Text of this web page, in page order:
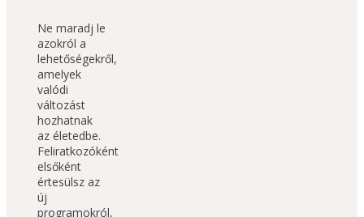
Ne maradj le
azokról a
lehetőségekről,
amelyek
valódi
változást
hozhatnak
az életedbe.
Feliratkozóként
elsőként
értesülsz az
új
programokról,